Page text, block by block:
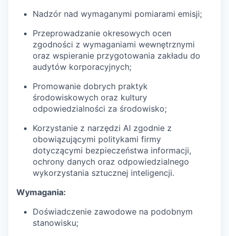
Nadzór nad wymaganymi pomiarami emisji;
Przeprowadzanie okresowych ocen
zgodności z wymaganiami wewnętrznymi
oraz wspieranie przygotowania zakładu do
audytów korporacyjnych;
Promowanie dobrych praktyk
środowiskowych oraz kultury
odpowiedzialności za środowisko;
Korzystanie z narzędzi AI zgodnie z
obowiązującymi politykami firmy
dotyczącymi bezpieczeństwa informacji,
ochrony danych oraz odpowiedzialnego
wykorzystania sztucznej inteligencji.
Wymagania:
Doświadczenie zawodowe na podobnym
stanowisku;